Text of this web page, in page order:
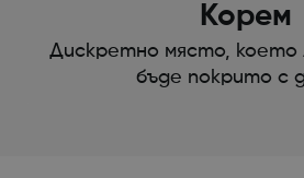
Корем
Дискретно място, което
бъде покрито с